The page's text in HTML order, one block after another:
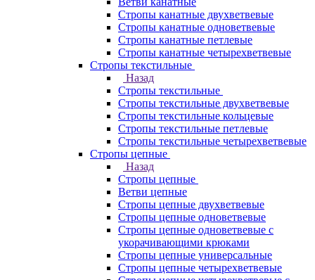
Стропы канатные двухветвевые
Стропы канатные одноветвевые
Стропы канатные петлевые
Стропы канатные четырехветвевые
Стропы текстильные
Назад
Стропы текстильные
Стропы текстильные двухветвевые
Стропы текстильные кольцевые
Стропы текстильные петлевые
Стропы текстильные четырехветвевые
Стропы цепные
Назад
Стропы цепные
Ветви цепные
Стропы цепные двухветвевые
Стропы цепные одноветвевые
Стропы цепные одноветвевые с
укорачивающими крюками
Стропы цепные универсальные
Стропы цепные четырехветвевые